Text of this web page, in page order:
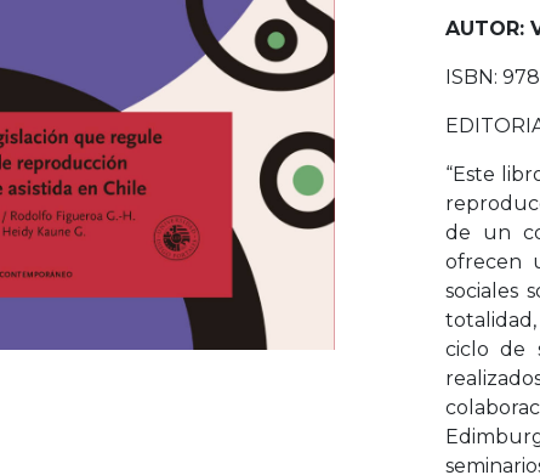
AUTOR:
ISBN:
“Este
de un
ofrecen
sociales
ciclo de